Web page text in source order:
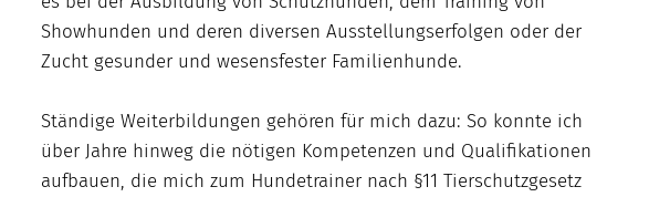
Showhunden und deren diversen Ausstellungserfolgen oder der
Zucht gesunder und wesensfester Familienhunde.
Ständige Weiterbildungen gehören für mich dazu: So konnte ich
über Jahre hinweg die nötigen Kompetenzen und Qualifikationen
aufbauen, die mich zum Hundetrainer nach §11 Tierschutzgesetz